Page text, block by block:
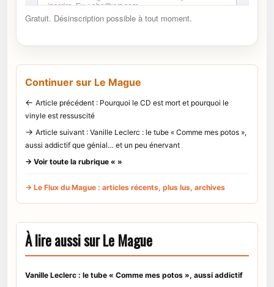
Gratuit. Désinscription possible à tout moment.
Continuer sur Le Mague
← Article précédent : Pourquoi le CD est mort et pourquoi le
vinyle est ressuscité
→ Article suivant : Vanille Leclerc : le tube « Comme mes potos »,
aussi addictif que génial… et un peu énervant
→ Voir toute la rubrique « »
→ Le Flux du Mague : articles récents, plus lus, archives
À lire aussi sur Le Mague
Vanille Leclerc : le tube « Comme mes potos », aussi addictif